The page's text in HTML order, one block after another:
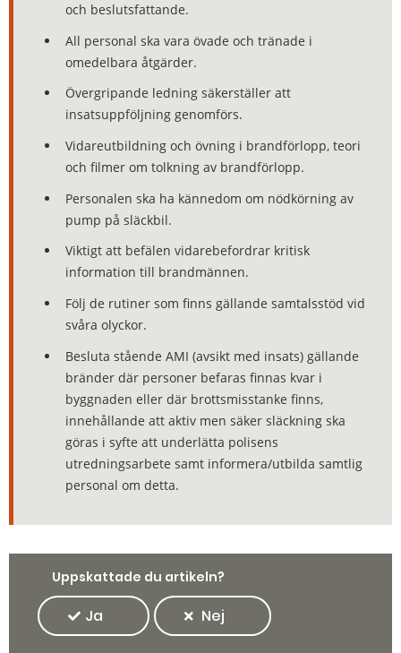
och beslutsfattande.
All personal ska vara övade och tränade i
omedelbara åtgärder.
Övergripande ledning säkerställer att
insatsuppföljning genomförs.
Vidareutbildning och övning i brandförlopp, teori
och filmer om tolkning av brandförlopp.
Personalen ska ha kännedom om nödkörning av
pump på släckbil.
Viktigt att befälen vidarebefordrar kritisk
information till brandmännen.
Följ de rutiner som finns gällande samtalsstöd vid
svåra olyckor.
Besluta stående AMI (avsikt med insats) gällande
bränder där personer befaras finnas kvar i
byggnaden eller där brottsmisstanke finns,
innehållande att aktiv men säker släckning ska
göras i syfte att underlätta polisens
utredningsarbete samt informera/utbilda samtlig
personal om detta.
Uppskattade du artikeln?
Ja Nej